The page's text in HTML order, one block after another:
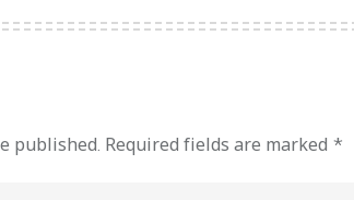
published. Required fields are marked *